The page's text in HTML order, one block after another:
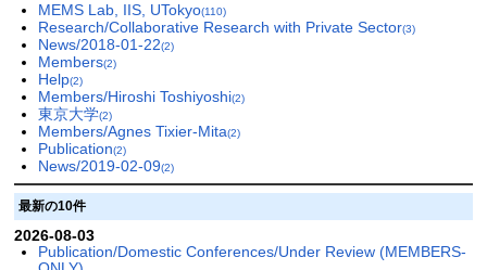
MEMS Lab, IIS, UTokyo(110)
Research/Collaborative Research with Private Sector(3)
News/2018-01-22(2)
Members(2)
Help(2)
Members/Hiroshi Toshiyoshi(2)
東京大学(2)
Members/Agnes Tixier-Mita(2)
Publication(2)
News/2019-02-09(2)
最新の10件
2026-08-03
Publication/Domestic Conferences/Under Review (MEMBERS-